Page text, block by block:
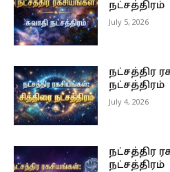
நட்சத்திரம்
July 5, 2026
நட்சத்திர
நட்சத்திரம்
July 4, 2026
நட்சத்திர
நட்சத்திரம்